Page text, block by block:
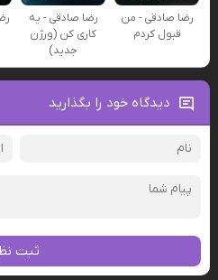
رضا صادقی - من
قبول کردم
رضا صادقی - یه
کاری کن (ورژن
جدید)
دیدگاه خود را بگذارید
ثبت